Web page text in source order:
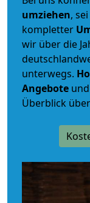
umziehen,
kompletter
wir über die
unterwegs.
Angebote
Überblick